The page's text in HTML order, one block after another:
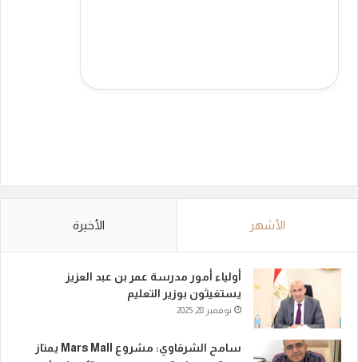
الأشهر الأخيرة
أولياء أمور مدرسة عمر بن عبد العزيز
يستغيثون بوزير التعليم
نوفمبر 28, 2025
سامح الشرقاوي: مشروع Mars Mall يمتاز